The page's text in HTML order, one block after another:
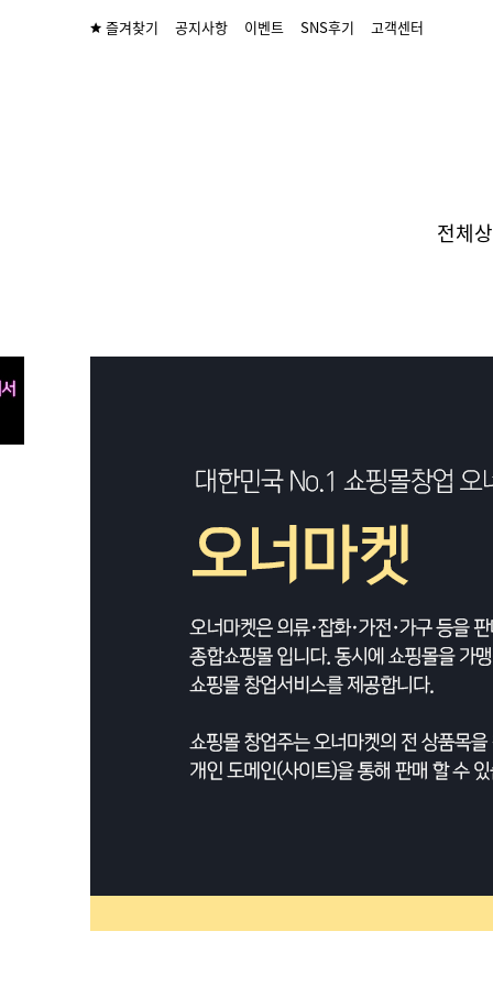
즐겨찾기 공지사항 이벤트 SNS후기 고객센터
전체